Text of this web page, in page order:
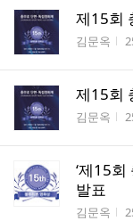
제15회
작성자
김문옥
제15회
작성자
김문옥
‘제15
발표
작성자
김문옥